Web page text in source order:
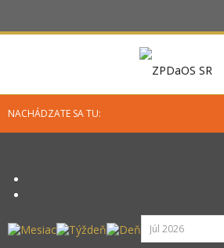
NACHÁDZATE SA TU: